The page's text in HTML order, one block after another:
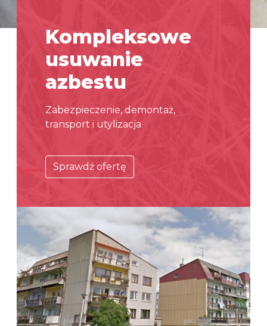
Kompleksowe
usuwanie
azbestu
Zabezpieczenie, demontaż,
transport i utylizacja
Sprawdź ofertę